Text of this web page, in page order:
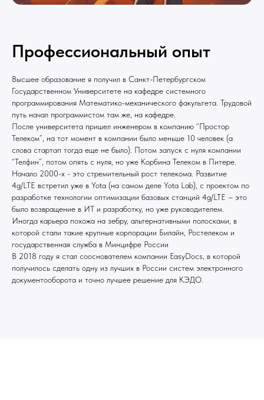
Профессиональный опыт
Высшее образование я получил в Санкт-Петербургском
Государственном Университете на кафедре системного
программирования Математико-механического факультета. Трудовой
путь начал программистом там же, на кафедре.
После университета пришел инженером в компанию “Простор
Телеком”, на тот момент в компании было меньше 10 человек (а
слова стартап тогда еще не было). Потом запуск с нуля компании
“Телфин”, потом опять с нуля, но уже Корбина Телеком в Питере.
Начало 2000-х - это стремительный рост телекома. Развитие
4g/LTE встретил уже в Yota (на самом деле Yota Lab), с проектом по
разработке технологии оптимизации базовых станций 4g/LTE – это
было возвращение в ИТ и разработку, но уже руководителем.
Иногда карьера похожа на зебру, альтернативными полосками, в
которой стали такие крупные корпорации Билайн, Ростелеком и
государственная служба в Минцифре России
В 2018 году я стал сооснователем компании EasyDocs, в которой
получилось сделать одну из лучших в России систем электронного
документооборота и точно лучшее решение для КЭДО.